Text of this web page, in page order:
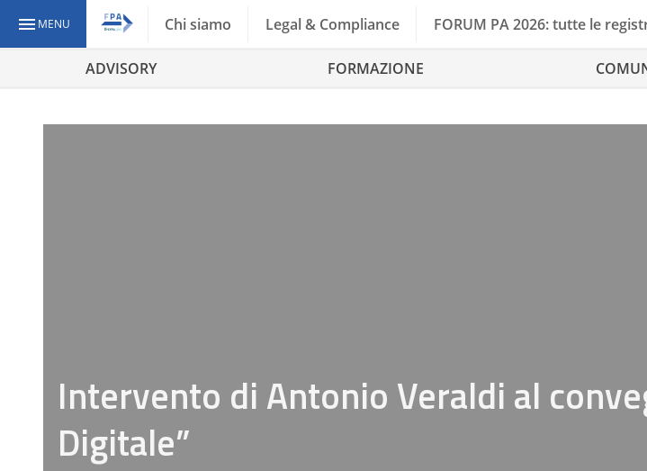
MENU Chi siamo Legal & Compliance FORUM PA 2026: tutte le
ADVISORY FORMAZIONE
Intervento di Antonio Veraldi al
Digitale”